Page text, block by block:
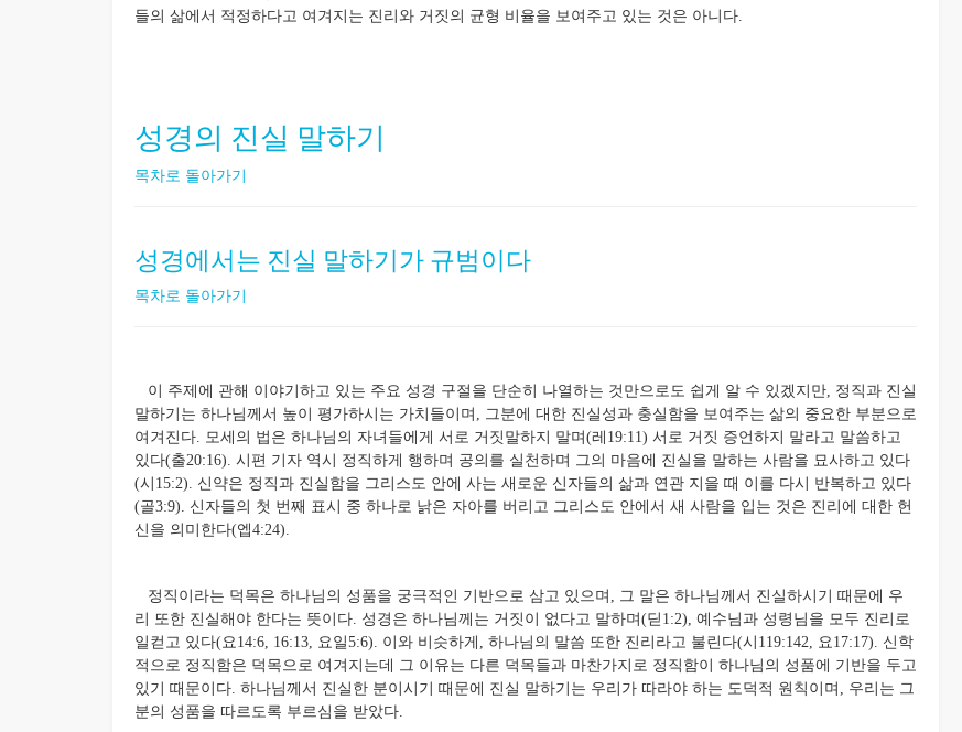
들의 삶에서 적정하다고 여겨지는 진리와 거짓의 균형 비율을 보여주고 있는 것은 아니다.
성경의 진실 말하기
목차로 돌아가기
성경에서는 진실 말하기가 규범이다
목차로 돌아가기
이 주제에 관해 이야기하고 있는 주요 성경 구절을 단순히 나열하는 것만으로도 쉽게 알 수 있겠지만, 정직과 진실
말하기는 하나님께서 높이 평가하시는 가치들이며, 그분에 대한 진실성과 충실함을 보여주는 삶의 중요한 부분으로
여겨진다. 모세의 법은 하나님의 자녀들에게 서로 거짓말하지 말며(레19:11) 서로 거짓 증언하지 말라고 말씀하고
있다(출20:16). 시편 기자 역시 정직하게 행하며 공의를 실천하며 그의 마음에 진실을 말하는 사람을 묘사하고 있다
(시15:2). 신약은 정직과 진실함을 그리스도 안에 사는 새로운 신자들의 삶과 연관 지을 때 이를 다시 반복하고 있다
(골3:9). 신자들의 첫 번째 표시 중 하나로 낡은 자아를 버리고 그리스도 안에서 새 사람을 입는 것은 진리에 대한 헌
신을 의미한다(엡4:24).
정직이라는 덕목은 하나님의 성품을 궁극적인 기반으로 삼고 있으며, 그 말은 하나님께서 진실하시기 때문에 우
리 또한 진실해야 한다는 뜻이다. 성경은 하나님께는 거짓이 없다고 말하며(딛1:2), 예수님과 성령님을 모두 진리로
일컫고 있다(요14:6, 16:13, 요일5:6). 이와 비슷하게, 하나님의 말씀 또한 진리라고 불린다(시119:142, 요17:17). 신학
적으로 정직함은 덕목으로 여겨지는데 그 이유는 다른 덕목들과 마찬가지로 정직함이 하나님의 성품에 기반을 두고
있기 때문이다. 하나님께서 진실한 분이시기 때문에 진실 말하기는 우리가 따라야 하는 도덕적 원칙이며, 우리는 그
분의 성품을 따르도록 부르심을 받았다.